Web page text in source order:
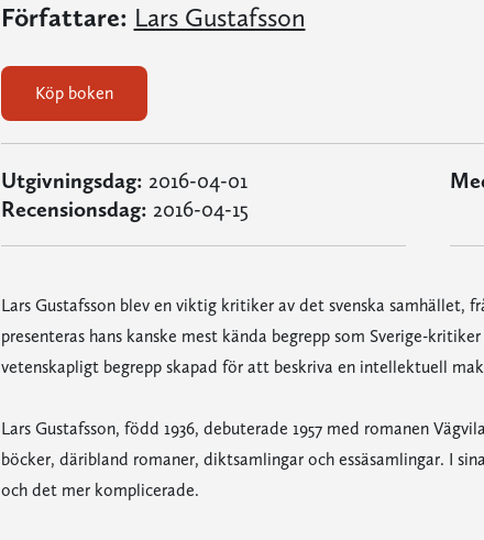
Författare: Lars Gustafsson
Köp boken
Utgivningsdag: 2016-04-01
Recensionsdag: 2016-04-15
Lars Gustafsson blev en viktig kritiker av det svenska samhället,
presenteras hans kanske mest kända begrepp som Sverige-
vetenskapligt begrepp skapad för att beskriva en intellektuell
Lars Gustafsson, född 1936, debuterade 1957 med romanen
böcker, däribland romaner, diktsamlingar och essäsamlingar. I
och det mer komplicerade.